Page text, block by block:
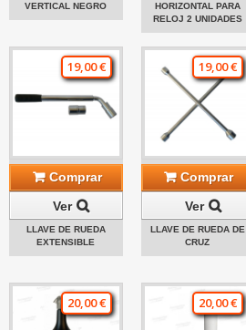
VERTICAL NEGRO
HORIZONTAL PARA
RELOJ 2 UNIDADES
19,00 €
Comprar
Ver
LLAVE DE RUEDA
EXTENSIBLE
19,00 €
Comprar
Ver
LLAVE DE RUEDA DE
CRUZ
20,00 € 20,00 €